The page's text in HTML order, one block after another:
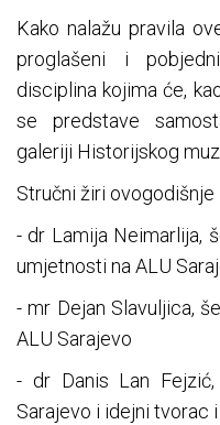
Kako nalažu pravila
proglašeni i
disciplina kojima će,
se predstave
galeriji Historijskog
Stručni žiri ovogodišnje
- dr Lamija Neimarlija,
umjetnosti na ALU
- mr Dejan Slavuljica,
ALU Sarajevo
- dr Danis Lan
Sarajevo i idejni tvorac